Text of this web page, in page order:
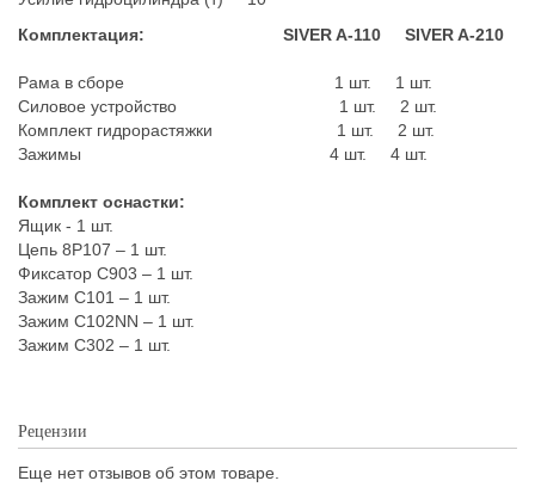
Комплектация: SIVER A-110 SIVER A-210
Рама в сборе 1 шт. 1 шт.
Силовое устройство 1 шт. 2 шт.
Комплект гидрорастяжки 1 шт. 2 шт.
Зажимы 4 шт. 4 шт.
Комплект оснастки:
Ящик - 1 шт.
Цепь 8Р107 – 1 шт.
Фиксатор C903 – 1 шт.
Зажим C101 – 1 шт.
Зажим С102NN – 1 шт.
Зажим С302 – 1 шт.
Рецензии
Еще нет отзывов об этом товаре.